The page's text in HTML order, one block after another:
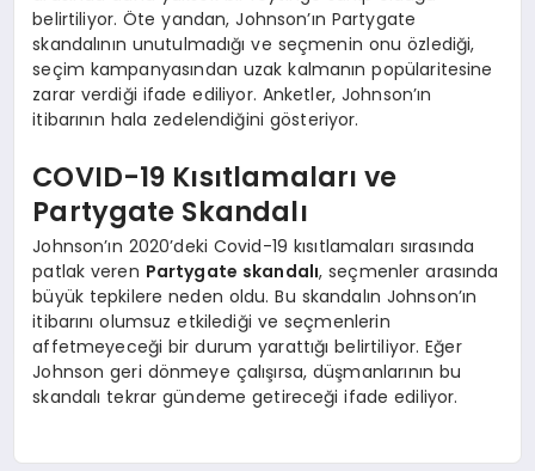
belirtiliyor. Öte yandan, Johnson’ın Partygate
skandalının unutulmadığı ve seçmenin onu özlediği,
seçim kampanyasından uzak kalmanın popülaritesine
zarar verdiği ifade ediliyor. Anketler, Johnson’ın
itibarının hala zedelendiğini gösteriyor.
COVID-19 Kısıtlamaları ve
Partygate Skandalı
Johnson’ın 2020’deki Covid-19 kısıtlamaları sırasında
patlak veren Partygate skandalı, seçmenler arasında
büyük tepkilere neden oldu. Bu skandalın Johnson’ın
itibarını olumsuz etkilediği ve seçmenlerin
affetmeyeceği bir durum yarattığı belirtiliyor. Eğer
Johnson geri dönmeye çalışırsa, düşmanlarının bu
skandalı tekrar gündeme getireceği ifade ediliyor.